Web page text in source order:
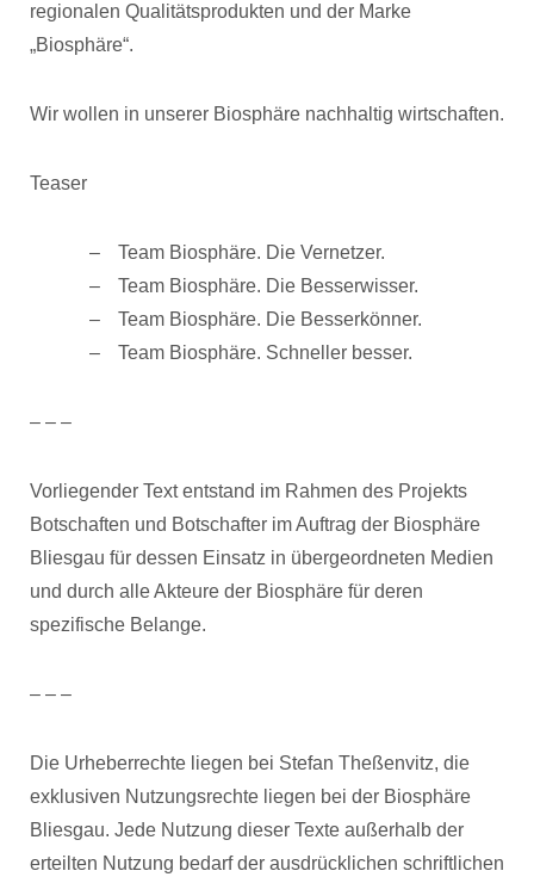
regionalen Qualitätsprodukten und der Marke
„Biosphäre“.
Wir wollen in unserer Biosphäre nachhaltig wirtschaften.
Teaser
Team Biosphäre. Die Vernetzer.
Team Biosphäre. Die Besserwisser.
Team Biosphäre. Die Besserkönner.
Team Biosphäre. Schneller besser.
– – –
Vorliegender Text entstand im Rahmen des Projekts
Botschaften und Botschafter im Auftrag der Biosphäre
Bliesgau für dessen Einsatz in übergeordneten Medien
und durch alle Akteure der Biosphäre für deren
spezifische Belange.
– – –
Die Urheberrechte liegen bei Stefan Theßenvitz, die
exklusiven Nutzungsrechte liegen bei der Biosphäre
Bliesgau. Jede Nutzung dieser Texte außerhalb der
erteilten Nutzung bedarf der ausdrücklichen schriftlichen